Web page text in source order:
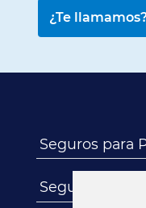
¿Te
Seguros para
Seguros para